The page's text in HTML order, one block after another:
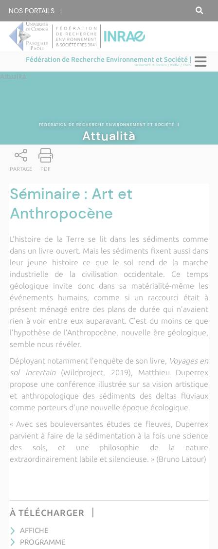
NOS PORTAILS :
Fédération de Recherche Environnement et Société |
Università di Corsica / INRAE / CNRS
Attualità
FÉDÉRATION DE RECHERCHE ENVIRONNEMENT ET SOCIÉTÉ |
Attualità
PARTAGE PDF
Séminaire : Art et
Anthropocène
L’histoire de la Terre se lit dans les sédiments comme
dans un livre ouvert. Mais les sédiments fixent aussi dans
leur jeune histoire ce que le sol rend de la marche
industrielle de la civilisation occidentale. Ce temps
géologique invite donc dans sa matérialité-même les
événements humains, comme si un raccourci était à
présent ménagé entre des plans de durée qui n’avaient
rien à voir entre eux auparavant. C’est du moins ce que
l’hypothèse de l’Anthropocène, nouvelle ère géologique,
semble nous révéler.
Déployant notamment l’enquête de son livre, Voyages en
sol incertain(Wildproject, 2019), Matthieu Duperrex
propose une conférence illustrée sur sa vision artistique
et anthropologique des sédiments des deltas fluviaux
comme porteurs d’une nouvelle époque écologique.
« Avec ses bouleversantes études de fleuves, Duperrex
parvient à faire de la sédimentation à la fois une science
des sols, et une philosophie de la nature
extraordinairement labile et silencieuse. » (Bruno Latour)
À TÉLÉCHARGER
AFFICHE
PROGRAMME